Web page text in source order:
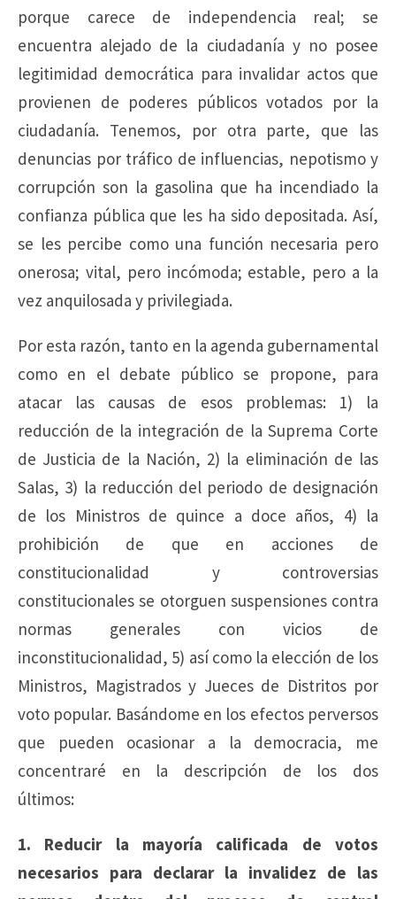
porque carece de independencia real; se
encuentra alejado de la ciudadanía y no posee
legitimidad democrática para invalidar actos que
provienen de poderes públicos votados por la
ciudadanía. Tenemos, por otra parte, que las
denuncias por tráfico de influencias, nepotismo y
corrupción son la gasolina que ha incendiado la
confianza pública que les ha sido depositada. Así,
se les percibe como una función necesaria pero
onerosa; vital, pero incómoda; estable, pero a la
vez anquilosada y privilegiada.
Por esta razón, tanto en la agenda gubernamental
como en el debate público se propone, para
atacar las causas de esos problemas: 1) la
reducción de la integración de la Suprema Corte
de Justicia de la Nación, 2) la eliminación de las
Salas, 3) la reducción del periodo de designación
de los Ministros de quince a doce años, 4) la
prohibición de que en acciones de
constitucionalidad y controversias
constitucionales se otorguen suspensiones contra
normas generales con vicios de
inconstitucionalidad, 5) así como la elección de los
Ministros, Magistrados y Jueces de Distritos por
voto popular. Basándome en los efectos perversos
que pueden ocasionar a la democracia, me
concentraré en la descripción de los dos
últimos:
1. Reducir la mayoría calificada de votos
necesarios para declarar la invalidez de las